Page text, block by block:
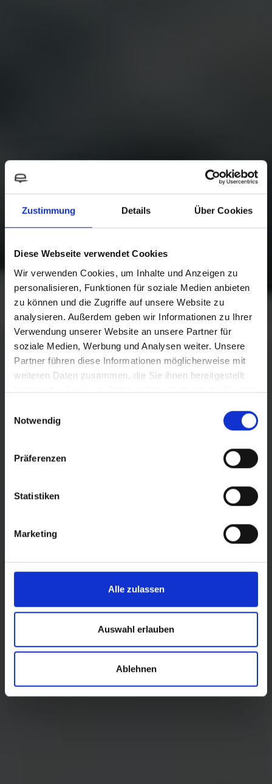
Zustimmung Details Über Cookies
Diese Webseite verwendet Cookies
Wir verwenden Cookies, um Inhalte und Anzeigen zu
personalisieren, Funktionen für soziale Medien anbieten
zu können und die Zugriffe auf unsere Website zu
analysieren. Außerdem geben wir Informationen zu Ihrer
Verwendung unserer Website an unsere Partner für
soziale Medien, Werbung und Analysen weiter. Unsere
Partner führen diese Informationen möglicherweise mit
weiteren Daten zusammen, die Sie ihnen bereitgestellt
haben oder die sie im Rahmen Ihrer Nutzung der Dienste
Notwendig
Präferenzen
Statistiken
Marketing
Alle zulassen
Auswahl erlauben
Ablehnen